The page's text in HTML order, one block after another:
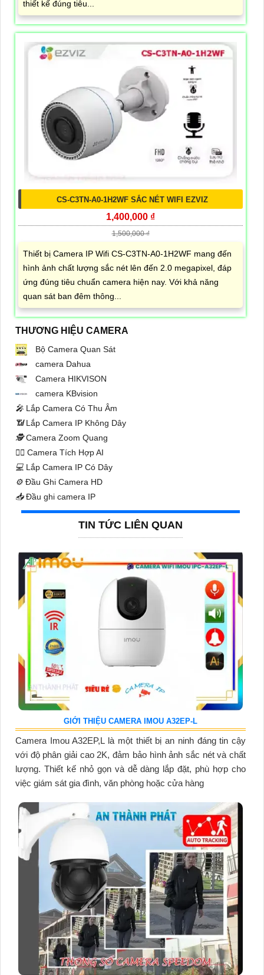
thiết kế đúng tiêu...
CS-C3TN-A0-1H2WF SẮC NÉT WIFI EZVIZ
1,400,000 ₫
1,500,000 ₫
Thiết bị Camera IP Wifi CS-C3TN-A0-1H2WF mang đến
hình ảnh chất lượng sắc nét lên đến 2.0 megapixel, đáp
ứng đúng tiêu chuẩn camera hiện nay. Với khả năng
quan sát ban đêm thông...
THƯƠNG HIỆU CAMERA
Bộ Camera Quan Sát
camera Dahua
Camera HIKVISON
camera KBvision
️🎤️ Lắp Camera Có Thu Âm
📶Lắp Camera IP Không Dây
🕵️Camera Zoom Quang
🧛‍♀️ Camera Tích Hợp AI
💻 Lắp Camera IP Có Dây
⚙️ Đầu Ghi Camera HD
📥Đầu ghi camera IP
TIN TỨC LIÊN QUAN
GIỚI THIỆU CAMERA IMOU A32EP-L
Camera Imou A32EP,L là một thiết bị an ninh đáng tin cậy
với độ phân giải cao 2K, đảm bảo hình ảnh sắc nét và chất
lượng. Thiết kế nhỏ gọn và dễ dàng lắp đặt, phù hợp cho
việc giám sát gia đình, văn phòng hoặc cửa hàng